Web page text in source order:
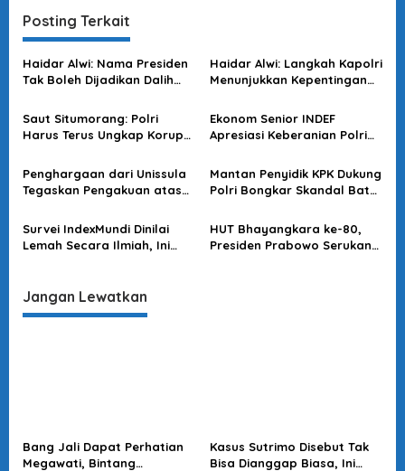
a
s
i
o
s
Posting Terkait
Haidar Alwi: Nama Presiden
Tak Boleh Dijadikan Dalih
Haidar Alwi: Langkah Kapolri
Menunjukkan Kepentingan
Ego Institusi
Saut Situmorang: Polri
Harus Terus Ungkap Korupsi
Ekonom Senior INDEF
Apresiasi Keberanian Polri
Penghargaan dari Unissula
Tegaskan Pengakuan atas
Wakapolri
Mantan Penyidik KPK Dukung
Polri Bongkar Skandal Batu
Survei IndexMundi Dinilai
Lemah Secara Ilmiah, Ini
HUT Bhayangkara ke-80,
Presiden Prabowo Serukan
Jangan Lewatkan
Bang Jali Dapat Perhatian
Megawati, Bintang
Kasus Sutrimo Disebut Tak
Bisa Dianggap Biasa, Ini